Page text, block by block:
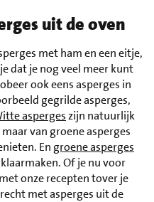
uit de oven
met ham en een eitje,
dat je nog veel meer kunt
ook eens asperges in
gegrilde asperges,
aspergeszijn natuurlijk
van groene asperges
En groene asperges
Of je nu voor
onze recepten tover je
met asperges uit de